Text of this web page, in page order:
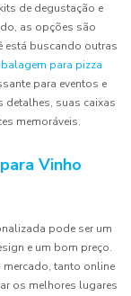
de degustação e
as opções são
está buscando outras
para pizza
para eventos e
detalhes, suas caixas
memoráveis.
Vinho
pode ser um
e um bom preço.
mercado, tanto online
os melhores lugares